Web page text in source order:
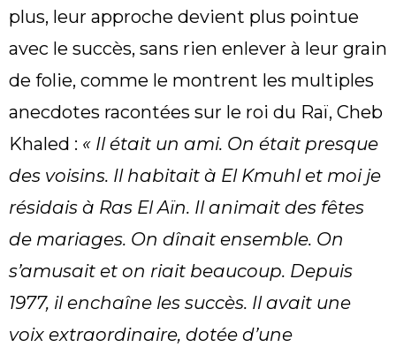
plus, leur approche devient plus pointue
avec le succès, sans rien enlever à leur grain
de folie, comme le montrent les multiples
anecdotes racontées sur le roi du Raï, Cheb
Khaled : « Il était un ami. On était presque
des voisins. Il habitait à El Kmuhl et moi je
résidais à Ras El Aïn. Il animait des fêtes
de mariages. On dînait ensemble. On
s’amusait et on riait beaucoup. Depuis
1977, il enchaîne les succès. Il avait une
voix extraordinaire, dotée d’une